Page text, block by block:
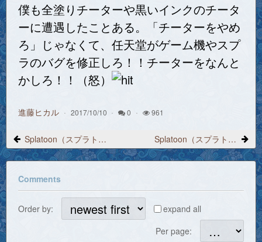
僕も全塗りチーターや黒いインクのチータ
ーに遭遇したことある。「チーターをやめ
ろ」じゃなくて、任天堂がゲーム機やスプ
ラのバグを修正しろ！！チーターをなんと
かしろ！！（怒）
進藤ヒカル 2017/10/10 0 961
Splatoon（スプラトゥーン）プレイ日記 2017/10/9「スプラローラー」 Splatoon（スプラトゥーン）プレイ日記 2017/10/9「またチーターに遭遇した」
Comments
Order by:
expand all
Per page: